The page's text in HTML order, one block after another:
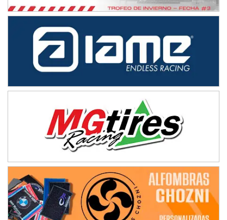
NORESTE SANTAFESINO - F6
Avellaneda (Santa Fe)
SUR SANTAFESINO - F4
José Samuel Sánchez (Tierra)
Rufino (Santa Fe)
TUCUMANO - F5
El Timbó (Tucumán)